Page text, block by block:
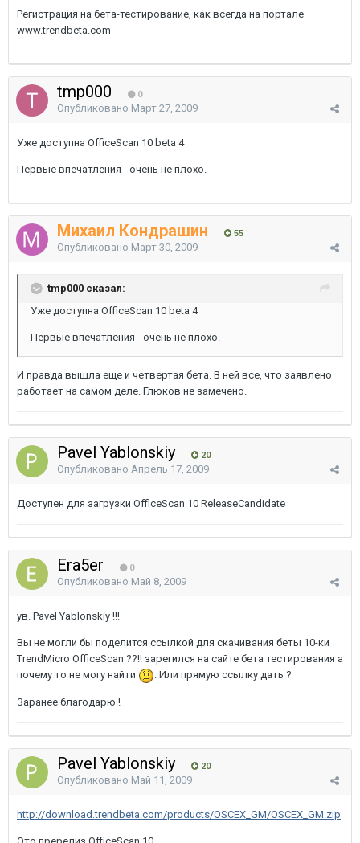
Регистрация на бета-тестирование, как всегда на портале
www.trendbeta.com
tmp000 0
Опубликовано Март 27, 2009
Уже доступна OfficeScan 10 beta 4
Первые впечатления - очень не плохо.
Михаил Кондрашин 55
Опубликовано Март 30, 2009
tmp000 сказал:
Уже доступна OfficeScan 10 beta 4
Первые впечатления - очень не плохо.
И правда вышла еще и четвертая бета. В ней все, что заявлено
работает на самом деле. Глюков не замечено.
Pavel Yablonskiy 20
Опубликовано Апрель 17, 2009
Доступен для загрузки OfficeScan 10 ReleaseCandidate
Era5er 0
Опубликовано Май 8, 2009
ув. Pavel Yablonskiy !!!
Вы не могли бы поделится ссылкой для скачивания беты 10-ки
TrendMicro OfficeScan ??!! зарегился на сайте бета тестирования а
почему то не могу найти
. Или прямую ссылку дать ?
Заранее благодарю !
Pavel Yablonskiy 20
Опубликовано Май 11, 2009
http://download.trendbeta.com/products/OSCEX_GM/OSCEX_GM.zip